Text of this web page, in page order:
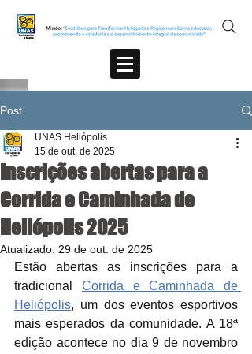
Post
Inscrições abertas para a
Corrida e Caminhada de
Heliópolis 2025
UNAS Heliópolis
15 de out. de 2025
Atualizado: 29 de out. de 2025
Estão abertas as inscrições para a
tradicional Corrida e Caminhada de
Heliópolis, um dos eventos esportivos
mais esperados da comunidade. A 18ª
edição acontece no dia 9 de novembro